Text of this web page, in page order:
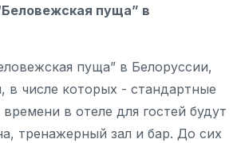
пуща” в
пуща” в Белоруссии,
в числе которых - стандартные
в отеле для гостей будут
тренажерный зал и бар. До сих